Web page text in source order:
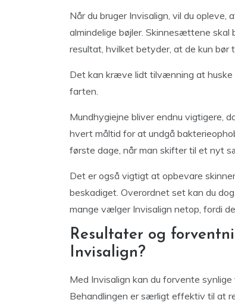
Når du bruger Invisalign, vil du
almindelige bøjler. Skinnesættene
resultat, hvilket betyder, at de kun bør
Det kan kræve lidt tilvænning at huske
farten.
Mundhygiejne bliver endnu vigtigere,
hvert måltid for at undgå
første dage, når man skifter til et nyt
Det er også vigtigt at opbevare
beskadiget. Overordnet set kan du
mange vælger Invisalign netop, fordi
Resultater og
Invisalign?
Med Invisalign kan du forvente
Behandlingen er særligt effektiv til at